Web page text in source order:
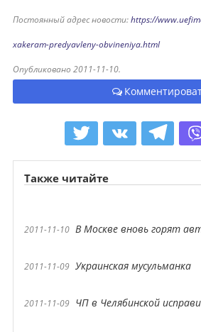
Постоянный адрес новости:https://
xakeram-predyavleny-obvineniya.html
Опубликовано 2011-11-10.
Также читайте
2011-11-10 В Москве вновь горят
2011-11-09 Украинская мусульманка
2011-11-09 ЧП в Челябинской